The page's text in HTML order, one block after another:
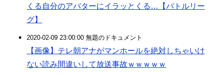
くる自分のアバターにイラッとくる…【バトルリー
グ】
2020-02-09 23:00:00 無題のドキュメント
【画像】テレ朝アナがマンホールを絶対しちゃいけ
ない読み間違いして放送事故ｗｗｗｗｗ